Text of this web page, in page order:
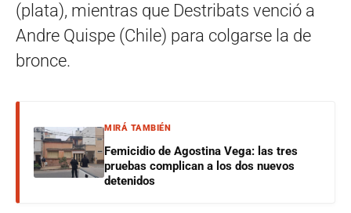
(plata), mientras que Destribats venció a
Andre Quispe (Chile) para colgarse la de
bronce.
MIRÁ TAMBIÉN
Femicidio de Agostina Vega: las tres
pruebas complican a los dos nuevos
detenidos